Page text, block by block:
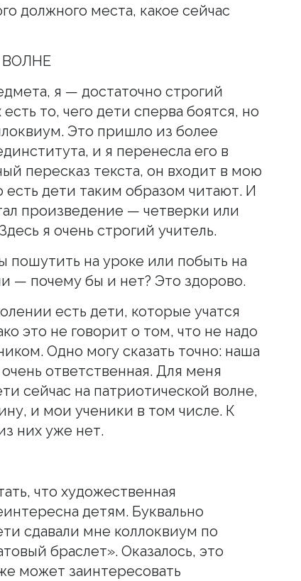
должного места, какое сейчас
я — достаточно строгий
то, чего дети сперва боятся, но
Это пришло из более
и я перенесла его в
пересказ текста, он входит в мою
дети таким образом читают. И
произведение — четверки или
я очень строгий учитель.
пошутить на уроке или побыть на
— почему бы и нет? Это здорово.
есть дети, которые учатся
это не говорит о том, что не надо
Одно могу сказать точно: наша
ответственная. Для меня
сейчас на патриотической волне,
и мои ученики в том числе. К
них уже нет.
что художественная
детям. Буквально
сдавали мне коллоквиум по
браслет». Оказалось, это
может заинтересовать